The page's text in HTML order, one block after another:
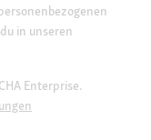
in unseren
Enterprise.